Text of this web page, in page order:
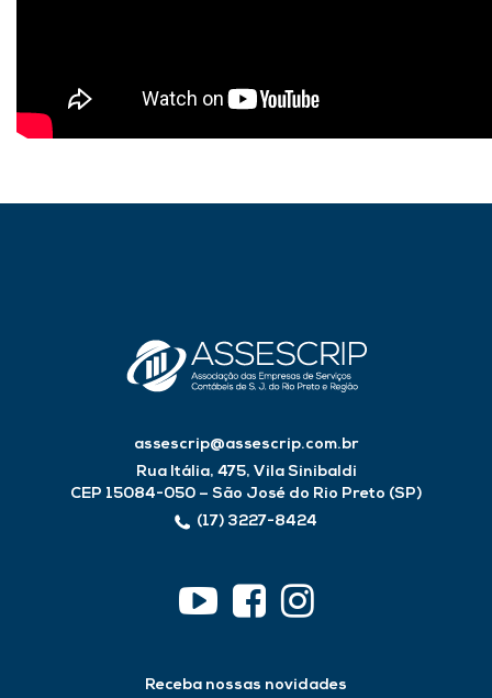
assescrip@assescrip.com.br
Rua Itália, 475, Vila Sinibaldi
CEP 15084-050 – São José do Rio Preto (SP)
(17) 3227-8424
Receba nossas novidades